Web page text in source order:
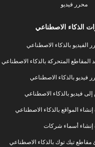
محرر فيديو
الذكاء الاصطناعي
الفيديو بالذكاء الاصطناعي
المقاطع المتحركة بالذكاء الاصطناعي
فيديو بالذكاء الاصطناعي
فيديو بالذكاء الاصطناعي
إنشاء المواقع بالذكاء الاصطناعي
إنشاء أسماء شركات
مقاطع تيك توك بالذكاء الاصطناعي